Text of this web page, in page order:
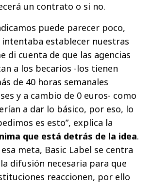
un contrato o si no.
puede parecer poco,
intentaba establecer nuestras
di cuenta de que las agencias
a los becarios -los tienen
de 40 horas semanales
y a cambio de 0 euros- como
a dar lo básico, por eso, lo
es esto”, explica la
que está detrás de la idea.
meta, Basic Label se centra
difusión necesaria para que
reaccionen, por ello